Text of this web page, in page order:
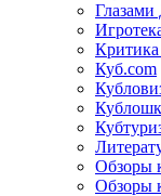
Критика
Куб.com
Обзоры
Обзоры